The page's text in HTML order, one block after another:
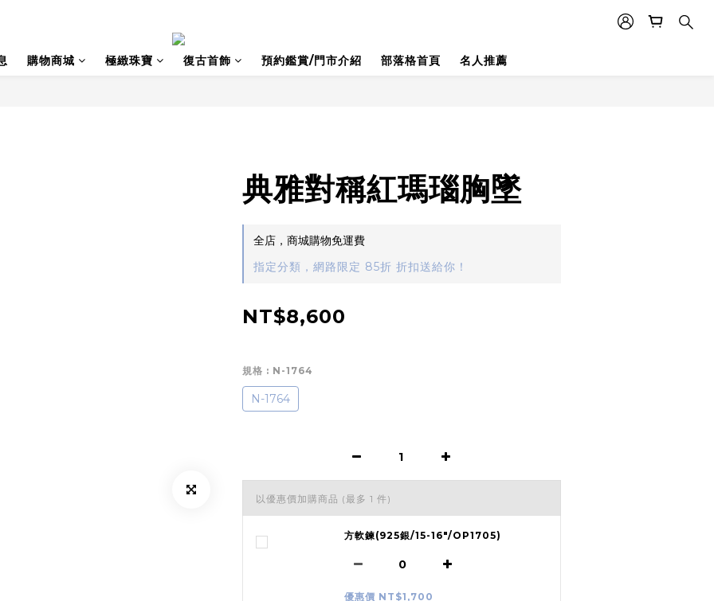
購物商城 極緻珠寶 復古首飾 預約鑑賞/門市介紹 部落格首頁 名人推薦
典雅對稱紅瑪瑙胸墜
全店，商城購物免運費
指定分類，網路限定 85折 折扣送給你！
NT$8,600
規格 : N-1764
N-1764
以優惠價加購商品 (最多 1 件)
方軟鍊(925銀/15-16"/OP1705)
優惠價 NT$1,700